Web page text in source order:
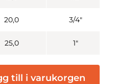
20,0 3/4"
25,0 1"
till i varukorgen